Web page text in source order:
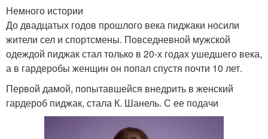
Немного истории
До двадцатых годов прошлого века пиджаки носили
жители сел и спортсмены. Повседневной мужской
одеждой пиджак стал только в 20-х годах ушедшего века,
а в гардеробы женщин он попал спустя почти 10 лет.
Первой дамой, попытавшейся внедрить в женский
гардероб пиджак, стала К. Шанель. С ее подачи